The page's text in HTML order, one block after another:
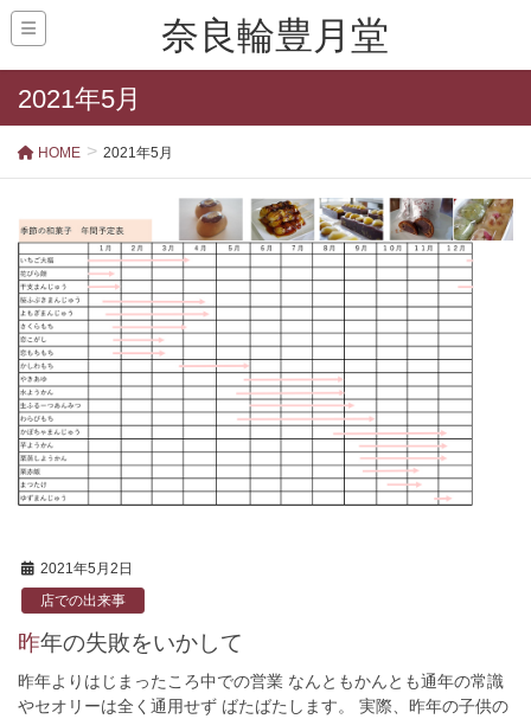
奈良輪豊月堂
2021年5月
HOME 2021年5月
2021年5月2日
店での出来事
昨年の失敗をいかして
昨年よりはじまったころ中での営業 なんともかんとも通年の常識
やセオリーは全く通用せず ばたばたします。 実際、昨年の子供の